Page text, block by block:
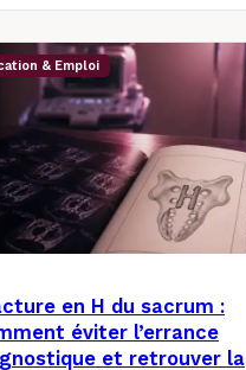
& Emploi
en H du sacrum :
éviter l’errance
et retrouver la